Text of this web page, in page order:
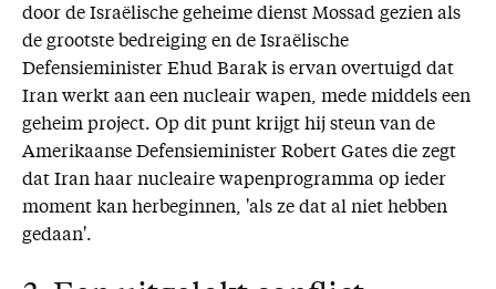
door de Israëlische geheime dienst Mossad gezien als
de grootste bedreiging en de Israëlische
Defensieminister Ehud Barak is ervan overtuigd dat
Iran werkt aan een nucleair wapen, mede middels een
geheim project. Op dit punt krijgt hij steun van de
Amerikaanse Defensieminister Robert Gates die zegt
dat Iran haar nucleaire wapenprogramma op ieder
moment kan herbeginnen, 'als ze dat al niet hebben
gedaan'.